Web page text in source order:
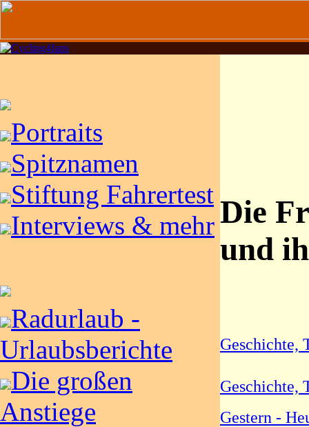
Portraits
Spitznamen
Stiftung Fahrertest
Interviews & mehr
Radurlaub -
Urlaubsberichte
Die großen
Anstiege
Die
und
Geschichte,
Geschichte,
Gestern -